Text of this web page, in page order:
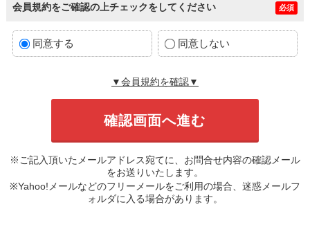
会員規約をご確認の上チェックをしてください 必須
同意する 同意しない
▼会員規約を確認▼
※ご記入頂いたメールアドレス宛てに、お問合せ内容の確認メール
をお送りいたします。
※Yahoo!メールなどのフリーメールをご利用の場合、迷惑メールフ
ォルダに入る場合があります。